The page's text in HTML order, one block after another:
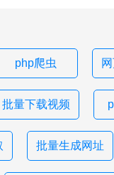
php爬虫
批量下载视频
批量生成网址